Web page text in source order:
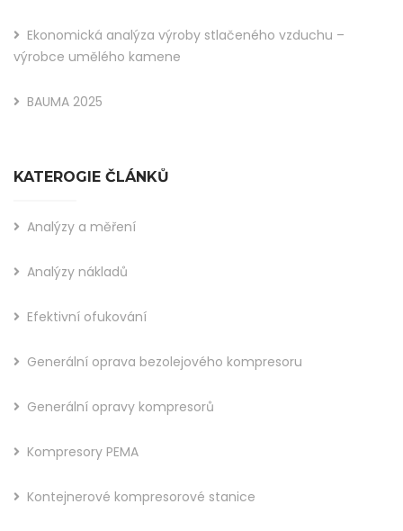
Ekonomická analýza výroby stlačeného vzduchu –
výrobce umělého kamene
BAUMA 2025
KATEROGIE ČLÁNKŮ
Analýzy a měření
Analýzy nákladů
Efektivní ofukování
Generální oprava bezolejového kompresoru
Generální opravy kompresorů
Kompresory PEMA
Kontejnerové kompresorové stanice